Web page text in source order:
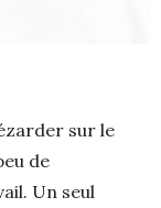
sur le
de
Un seul